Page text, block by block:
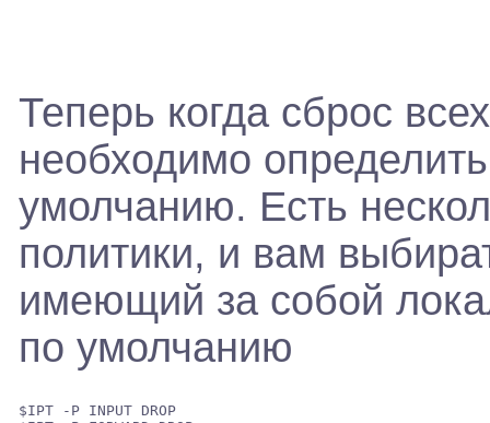
Теперь когда сброс
необходимо
умолчанию. Есть
политики, и вам
имеющий за собой
по умолчанию
$IPT -P INPUT DROP